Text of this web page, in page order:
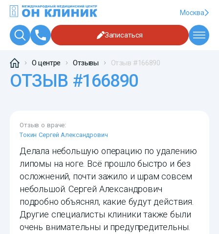
Москва
Записаться
О центре Отзывы Отзыв #166890
ОТЗЫВ #166890
Отзыв о враче:
Токин Сергей Александрович
Делала небольшую операцию по удалению
липомы на ноге. Всё прошло быстро и без
осложнений, почти зажило и шрам совсем
небольшой. Сергей Александрович
подробно объяснял, какие будут действия.
Другие специалисты клиники также были
очень внимательны и предупредительны.